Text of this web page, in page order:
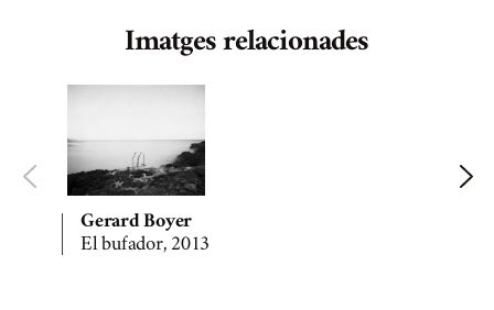
Imatges relacionades
Gerard Boyer
El bufador, 2013